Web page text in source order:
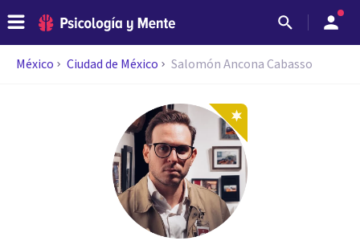
México Ciudad de México Salomón Ancona Cabasso